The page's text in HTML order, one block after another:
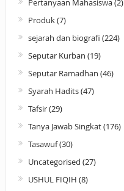
Pertanyaan Mahasiswa(2)
Produk(7)
sejarah dan biografi (224)
Seputar Kurban (19)
Seputar Ramadhan (46)
Syarah Hadits(47)
Tafsir(29)
Tanya Jawab Singkat(176)
Tasawuf(30)
Uncategorised (27)
USHUL FIQIH (8)